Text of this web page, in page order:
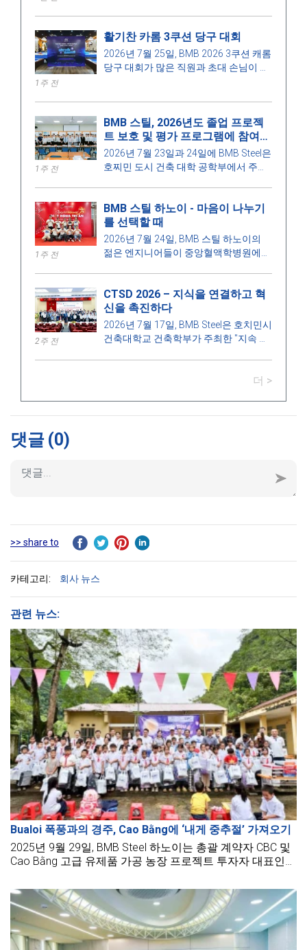
1주 전
활기찬 카롬 3쿠션 당구 대회
2026년 7월 25일, BMB 2026 3쿠션 캐롬
당구 대회가 많은 직원과 초대 손님이 참
1주 전
BMB 스틸, 2026년도 졸업 프로젝
트 보호 및 평가 프로그램에 참여하
다.
2026년 7월 23일과 24일에 BMB Steel은
호찌민 도시 건축 대학 공학부에서 주관
했습니다. 이는 학교와 기업 간의 유대감
을 강화하고, 건설 산업의 발전 요구에 부
응하여 교육의 질을 높이는 의미 있는 활
동입니다.
1주 전
BMB 스틸 하노이 - 마음이 나누기
를 선택할 때
2026년 7월 24일, BMB 스틸 하노이의
젊은 엔지니어들이 중앙혈액학병원에서
파하는 데 기여했습니다.
2주 전
CTSD 2026 – 지식을 연결하고 혁
신을 촉진하다
2026년 7월 17일, BMB Steel은 호치민시
건축대학교 건축학부가 주최한 "지속 가
Sustainable Development 2026 (CTSD더 >
댓글 (0)
>> share to
카테고리: 회사 뉴스
관련 뉴스:
Bualoi 폭풍과의 경주, Cao Bằng에 ‘내게 중추절’ 가져오기
2025년 9월 29일, BMB Steel 하노이는 총괄 계약자 CBC 및
Cao Bằng 고급 유제품 가공 농장 프로젝트 투자자 대표인
초등학생과 유치원 어린이에게 의미 있는 중추절 선물을 전
했습니다.